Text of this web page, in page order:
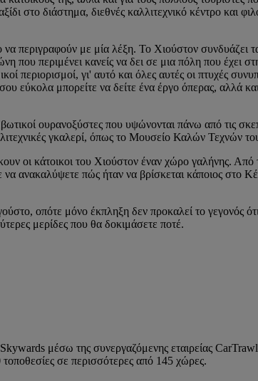
στο διάστημα, διεθνές καλλιτεχνικό κέντρο και
περιγραφούν με μία λέξη. Το Χιούστον συνδυάζει
που περιμένει κανείς να δει σε μια πόλη που έχει
περιορισμοί, γι' αυτό και όλες αυτές οι πτυχές
εύκολα μπορείτε να δείτε ένα έργο όπερας, αλλά
ουρανοξύστες που υψώνονται πάνω από τις
γκαλερί, όπως το Μουσείο Καλών Τεχνών
οι κάτοικοι του Χιούστον έναν χώρο γαλήνης.
ανακαλύψετε πώς ήταν να βρίσκεται κάποιος στο
οπότε μόνο έκπληξη δεν προκαλεί το γεγονός
μερίδες που θα δοκιμάσετε ποτέ.
μέσω της συνεργαζόμενης εταιρείας
σε περισσότερες από 145 χώρες.